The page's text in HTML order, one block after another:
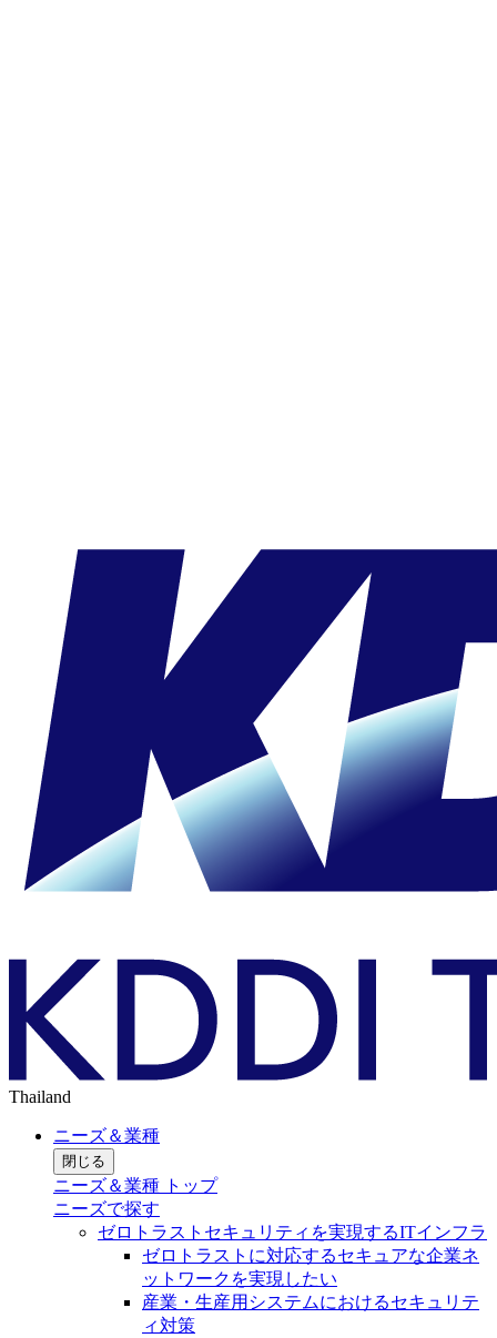
Thailand
ニーズ＆業種
閉じる
ニーズ＆業種 トップ
ニーズで探す
ゼロトラストセキュリティを実現するITインフラ
ゼロトラストに対応するセキュアな企業ネ
ットワークを実現したい
産業・生産用システムにおけるセキュリテ
ィ対策